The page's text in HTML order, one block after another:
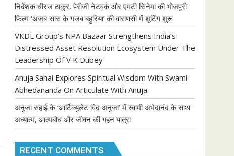
निर्देशक धीरज ठाकुर, पेरीजी नेटवर्क और एमटी सिनेमा की भोजपुरी
फिल्म ‘अजब सास के गजब बहुरिया’ की वाराणसी में शूटिंग शुरू
VKDL Group’s NPA Bazaar Strengthens India’s
Distressed Asset Resolution Ecosystem Under The
Leadership Of V K Dubey
Anuja Sahai Explores Spiritual Wisdom With Swami
Abhedananda On Articulate With Anuja
अनुजा सहाई के ‘आर्टिक्युलेट विद अनुजा’ में स्वामी अभेदानंद के साथ
अध्यात्म, आत्मबोध और जीवन की गहन यात्रा
RECENT COMMENTS